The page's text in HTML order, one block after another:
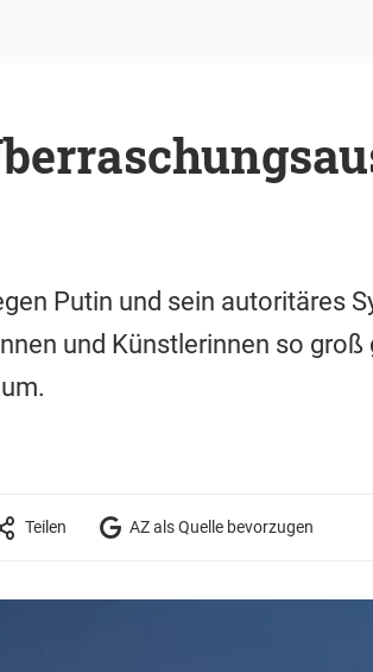
Putin und sein autoritäres
und Künstlerinnen so
Teilen AZ als Quelle bevorzugen